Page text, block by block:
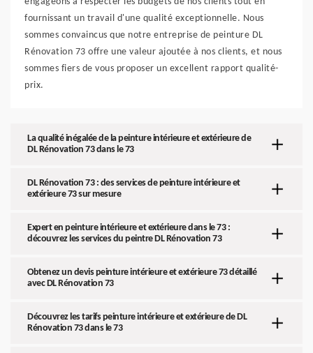
fournissant un travail d'une qualité exceptionnelle. Nous
sommes convaincus que notre entreprise de peinture DL
Rénovation 73 offre une valeur ajoutée à nos clients, et nous
sommes fiers de vous proposer un excellent rapport qualité-
prix.
La qualité inégalée de la peinture intérieure et extérieure de
DL Rénovation 73 dans le 73
DL Rénovation 73 : des services de peinture intérieure et
extérieure 73 sur mesure
Expert en peinture intérieure et extérieure dans le 73 :
découvrez les services du peintre DL Rénovation 73
Obtenez un devis peinture intérieure et extérieure 73 détaillé
avec DL Rénovation 73
Découvrez les tarifs peinture intérieure et extérieure de DL
Rénovation 73 dans le 73